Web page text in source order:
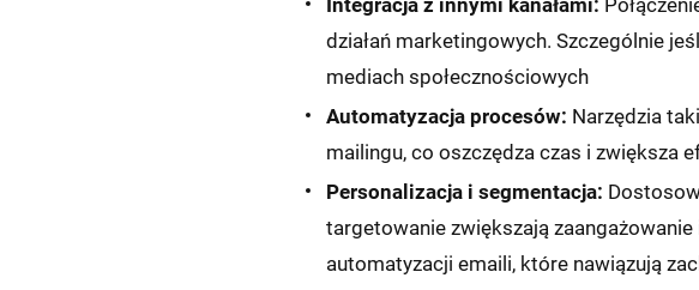
Integracja z innymi kanałami:
działań marketingowych. Szczególnie
mediach społecznościowych
Automatyzacja procesów: Narzędzia
mailingu, co oszczędza czas i zwiększa
Personalizacja i segmentacja:
targetowanie zwiększają
automatyzacji emaili, które nawiązują